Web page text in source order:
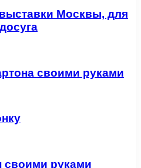
Москвы, для
своими руками
руками